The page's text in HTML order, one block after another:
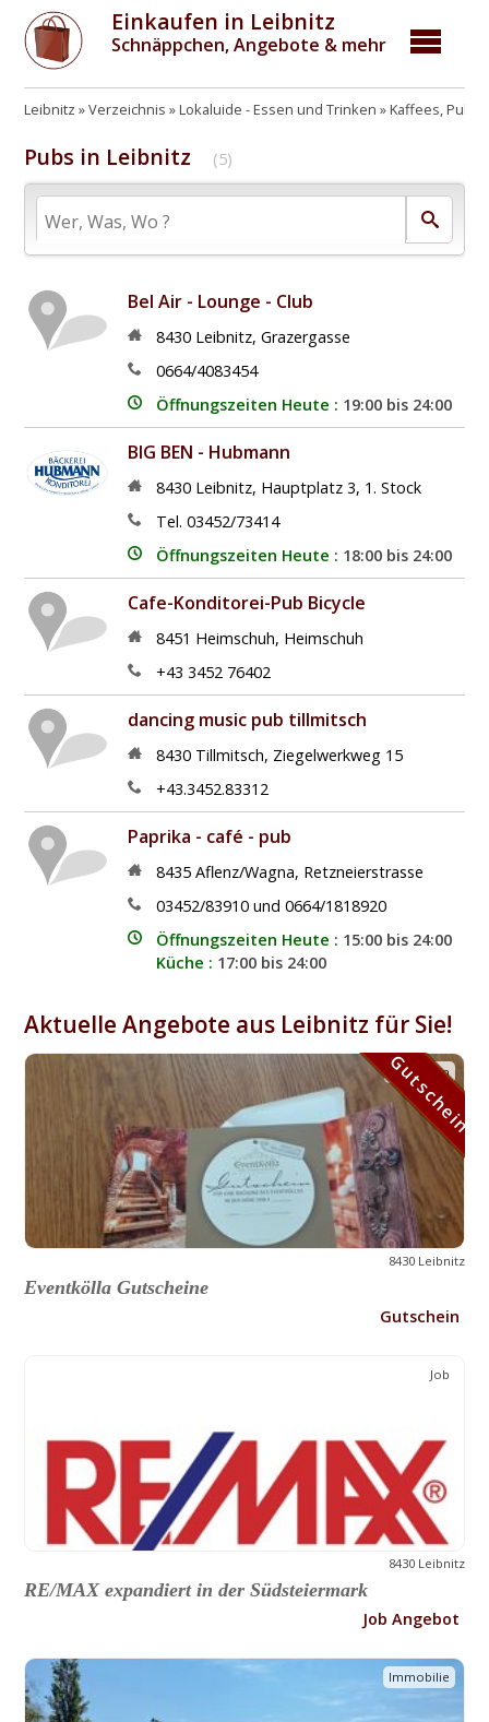
Einkaufen in Leibnitz
Schnäppchen, Angebote & mehr
Leibnitz Verzeichnis Lokaluide - Essen und Trinken Kaffees,
Pubs in Leibnitz (5)
Bel Air - Lounge - Club
8430 Leibnitz, Grazergasse
0664/4083454
Öffnungszeiten Heute : 19:00 bis 24:00
BIG BEN - Hubmann
8430 Leibnitz, Hauptplatz 3, 1. Stock
Tel. 03452/73414
Öffnungszeiten Heute : 18:00 bis 24:00
Cafe-Konditorei-Pub Bicycle
8451 Heimschuh, Heimschuh
+43 3452 76402
dancing music pub tillmitsch
8430 Tillmitsch, Ziegelwerkweg 15
+43.3452.83312
Paprika - café - pub
8435 Aflenz/Wagna, Retzneierstrasse
03452/83910 und 0664/1818920
Öffnungszeiten Heute : 15:00 bis 24:00
Küche : 17:00 bis 24:00
Aktuelle Angebote aus Leibnitz für Sie!
Gutschein
8430 Leibnitz
Eventkölla Gutscheine
Gutschein
Gutschein
Job
8430 Leibnitz
RE/MAX expandiert in der Südsteiermark
Job Angebot
Immobilie